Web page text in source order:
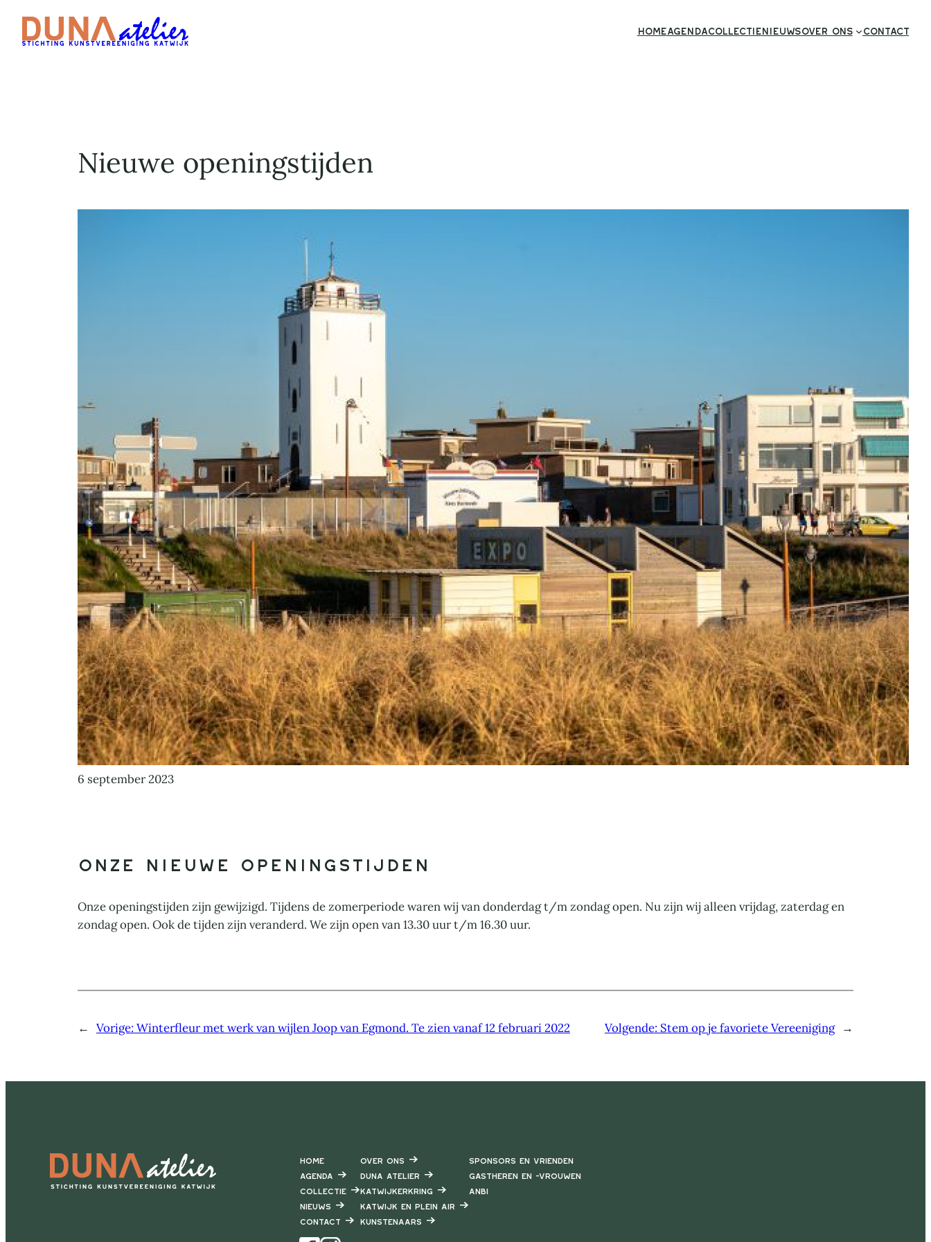
HomeAgendaCollectieNieuwsOver ons Contact
Nieuwe openingstijden
6 september 2023
Onze nieuwe openingstijden
Onze openingstijden zijn gewijzigd. Tijdens de zomerperiode waren wij van donderdag t/m zondag open. Nu zijn wij alleen vrijdag, zaterdag en
zondag open. Ook de tijden zijn veranderd. We zijn open van 13.30 uur t/m 16.30 uur.
← Vorige: Winterfleur met werk van wijlen Joop van Egmond. Te zien vanaf 12 februari 2022 Volgende: Stem op je favoriete Vereeniging →
Home
Agenda
Collectie
Nieuws
Contact
Over ons
DUNA Atelier
Katwijkerkring
Katwijk en Plein air
Kunstenaars
Sponsors en vrienden
Gastheren en -vrouwen
ANBI